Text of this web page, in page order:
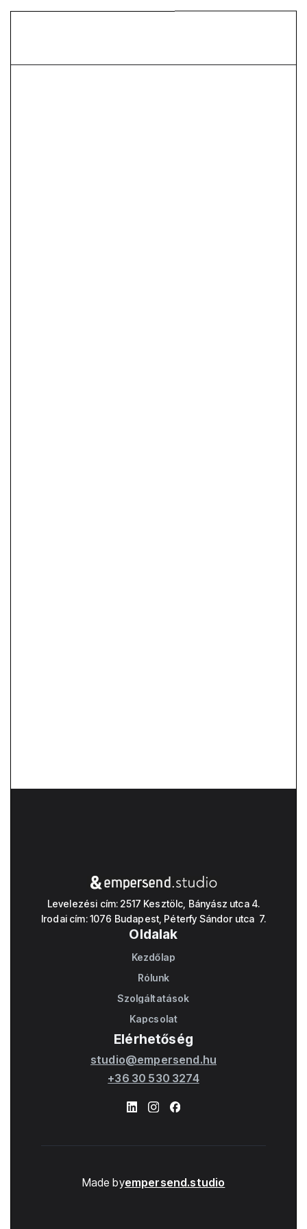
Levelezési cím: 2517 Kesztölc, Bányász utca 4.
Irodai cím: 1076 Budapest, Péterfy Sándor utca 7.
Oldalak
Kezdőlap
Rólunk
Szolgáltatások
Kapcsolat
Elérhetőség
studio@empersend.hu
+36 30 530 3274
Made byempersend.studio